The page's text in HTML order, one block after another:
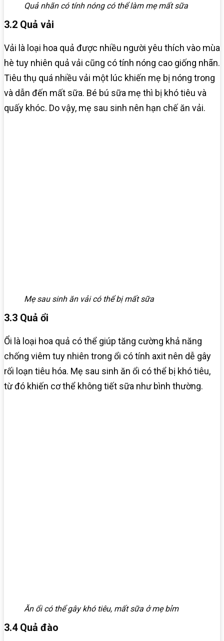
Quả nhãn có tính nóng có thể làm mẹ mất sữa
3.2 Quả vải
Vải là loại hoa quả được nhiều người yêu thích vào mùa
hè tuy nhiên quả vải cũng có tính nóng cao giống nhãn.
Tiêu thụ quá nhiều vải một lúc khiến mẹ bị nóng trong
và dẫn đến mất sữa. Bé bú sữa mẹ thì bị khó tiêu và
quấy khóc. Do vậy, mẹ sau sinh nên hạn chế ăn vải.
Mẹ sau sinh ăn vải có thể bị mất sữa
3.3 Quả ổi
Ổi là loại hoa quả có thể giúp tăng cường khả năng
chống viêm tuy nhiên trong ổi có tính axit nên dễ gây
rối loạn tiêu hóa. Mẹ sau sinh ăn ổi có thể bị khó tiêu,
từ đó khiến cơ thể không tiết sữa như bình thường.
Ăn ổi có thể gây khó tiêu, mất sữa ở mẹ bỉm
3.4 Quả đào